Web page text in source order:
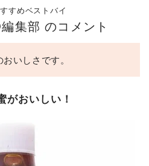
すめベストバイ
集部 のコメント
いしさです。
がおいしい！